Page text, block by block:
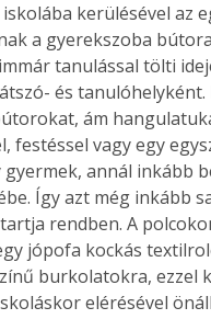
kerülésével az
a gyerekszoba
tanulással tölti
és
ám
festéssel vagy egy
annál inkább
Így azt még inkább
rendben. A
jópofa kockás
burkolatokra, ezzel
elérésével